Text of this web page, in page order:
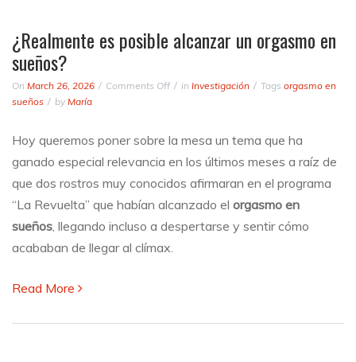
¿Realmente es posible alcanzar un orgasmo en
sueños?
On March 26, 2026 Comments Offon
alcanzar
un
orgasmo
sueños?
in Investigación Tags orgasmo en
sueños
by María
Hoy queremos poner sobre la mesa un tema que ha
ganado especial relevancia en los últimos meses a raíz de
que dos rostros muy conocidos afirmaran en el programa
“La Revuelta” que habían alcanzado el orgasmo en
sueños, llegando incluso a despertarse y sentir cómo
acababan de llegar al clímax.
Read More